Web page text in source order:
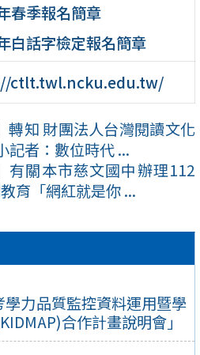
學力品質監控資料運用暨學
合作計畫說明會」
春季報名簡章
白話字檢定報名簡章
ctlt.twl.ncku.edu.tw/
轉知 財團法人台灣閱讀文化
記者：數位時代 ...
有關本市慈文國中辦理112
育「網紅就是你 ...